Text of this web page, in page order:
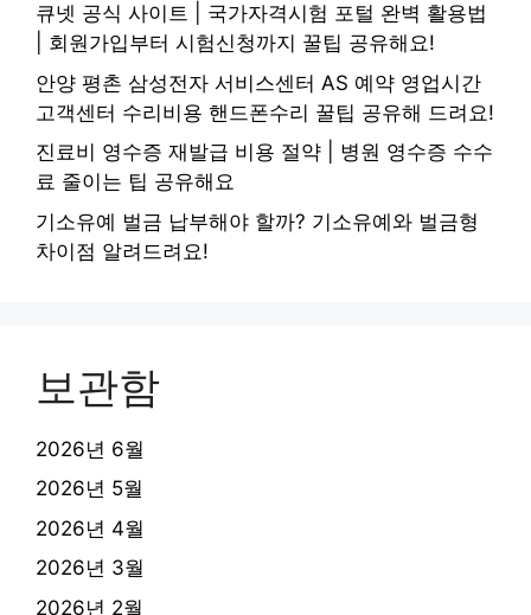
큐넷 공식 사이트 | 국가자격시험 포털 완벽 활용법
| 회원가입부터 시험신청까지 꿀팁 공유해요!
안양 평촌 삼성전자 서비스센터 AS 예약 영업시간
고객센터 수리비용 핸드폰수리 꿀팁 공유해 드려요!
진료비 영수증 재발급 비용 절약 | 병원 영수증 수수
료 줄이는 팁 공유해요
기소유예 벌금 납부해야 할까? 기소유예와 벌금형
차이점 알려드려요!
보관함
2026년 6월
2026년 5월
2026년 4월
2026년 3월
2026년 2월